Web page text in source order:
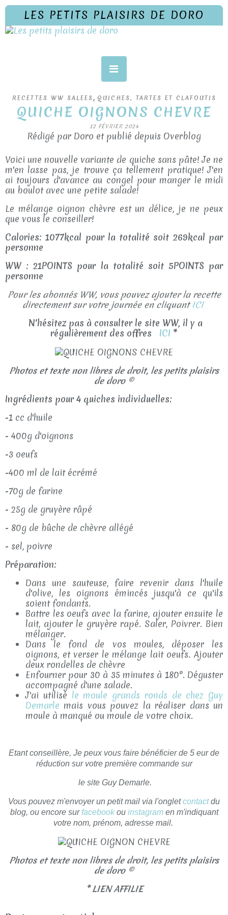
LES PETITS PLAISIRS DE DORO
RECETTES WW SALEES , QUICHES, TARTES ET CLAFOUTIS
QUICHE OIGNONS CHEVRE
12 FÉVRIER 2024
Rédigé par Doro et publié depuis Overblog
Voici une nouvelle variante de quiche sans pâte! Je ne
m'en lasse pas, je trouve ça tellement pratique! J'en
ai toujours d'avance au congel pour manger le midi
au boulot avec une petite salade!
Le mélange oignon chèvre est un délice, je ne peux
que vous le conseiller!
Calories: 1077kcal pour la totalité soit 269kcal par
personne
WW : 21POINTS pour la totalité soit 5POINTS par
personne
Pour les abonnés WW, vous pouvez ajouter la recette
directement sur votre journée en cliquantICI
N'hésitez pas à consulter le site WW, il y a
régulièrement des offres
ICI *
Photos et texte non libres de droit, les petits plaisirs
de doro ©
Ingrédients pour 4 quiches individuelles:
-1 cc d'huile
- 400g d'oignons
-3 oeufs
-400 ml de lait écrémé
-70g de farine
- 25g de gruyère râpé
- 80g de bûche de chèvre allégé
- sel, poivre
Préparation:
Dans une sauteuse, faire revenir dans l'huile
d'olive, les oignons émincés jusqu'à ce qu'ils
soient fondants.
Battre les oeufs avec la farine, ajouter ensuite le
lait, ajouter le gruyère rapé. Saler, Poivrer. Bien
mélanger.
Dans le fond de vos moules, déposer les
oignons, et verser le mélange lait oeufs. Ajouter
deux rondelles de chèvre
Enfourner pour 30 à 35 minutes à 180°. Déguster
accompagné d'une salade.
J'ai utilisé le moule grands ronds de chez Guy
Demarle mais vous pouvez la réaliser dans un
moule à manqué ou moule de votre choix.
Etant conseillère, Je peux vous faire bénéficier de 5 eur de
réduction sur votre première commande sur
le site Guy Demarle.
Vous pouvez m'envoyer un petit mail via l'ongletcontactdu
blog, ou encore sur facebookou instagram en m'indiquant
votre nom, prénom, adresse mail.
Photos et texte non libres de droit, les petits plaisirs
de doro ©
* LIEN AFFILIE